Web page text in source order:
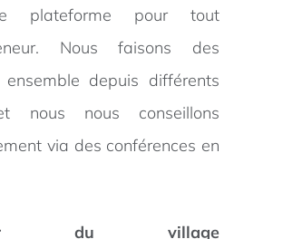
plateforme pour tout
Nous faisons des
depuis différents
nous nous conseillons
via des conférences en
du village